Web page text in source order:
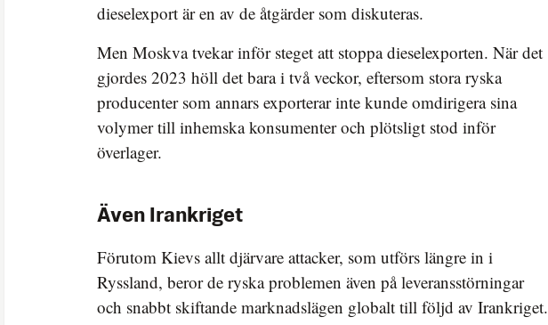
dieselexport är en av de åtgärder som diskuteras.
Men Moskva tvekar inför steget att stoppa dieselexporten. När det
gjordes 2023 höll det bara i två veckor, eftersom stora ryska
producenter som annars exporterar inte kunde omdirigera sina
volymer till inhemska konsumenter och plötsligt stod inför
överlager.
Även Irankriget
Förutom Kievs allt djärvare attacker, som utförs längre in i
Ryssland, beror de ryska problemen även på leveransstörningar
och snabbt skiftande marknadslägen globalt till följd av Irankriget.